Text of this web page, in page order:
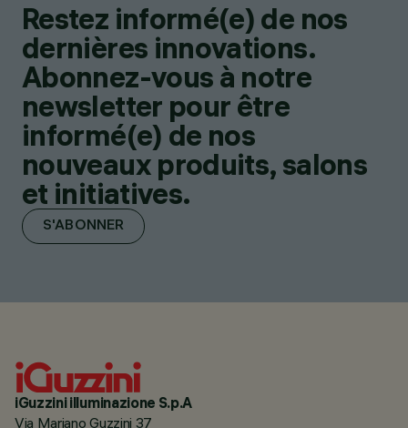
Restez informé(e) de nos
dernières innovations.
Abonnez-vous à notre
newsletter pour être
informé(e) de nos
nouveaux produits, salons
et initiatives.
S'ABONNER
iGuzzini illuminazione S.p.A
Via Mariano Guzzini 37